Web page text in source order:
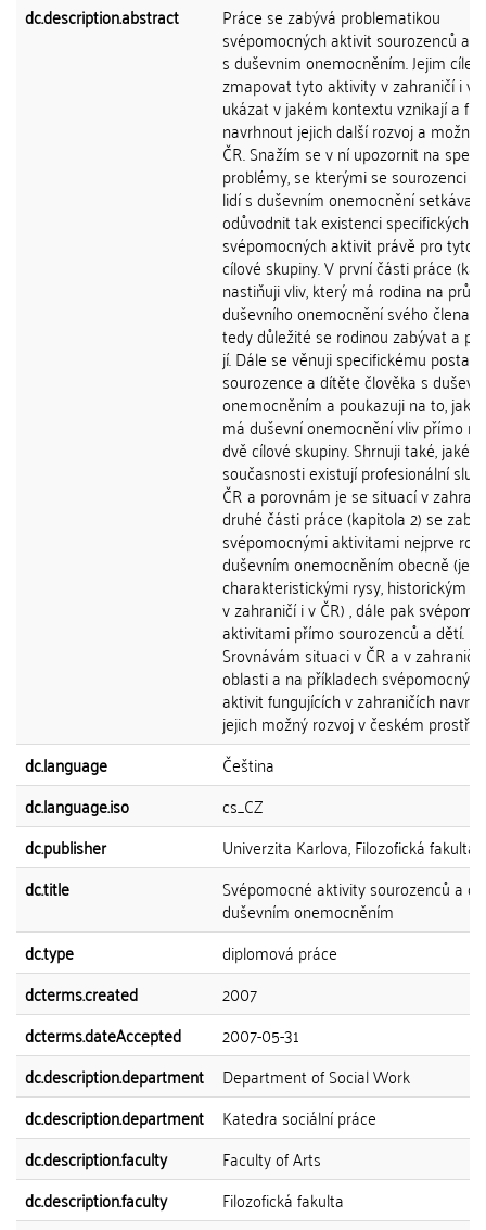
dc.description.abstract
Práce se zabývá problematikou
svépomocných aktivit sourozenců a
s duševnim onemocněním. Jejim
zmapovat tyto aktivity v zahraničí i v
ukázat v jakém kontextu vznikají a
navrhnout jejich další rozvoj a
ČR. Snažím se v ní upozornit na
problémy, se kterými se sourozenci
lidí s duševním onemocnění setkávají
odůvodnit tak existenci specifických
svépomocných aktivit právě pro tyto
cílové skupiny. V první části práce
nastiňuji vliv, který má rodina na
duševního onemocnění svého člena
tedy důležité se rodinou zabývat a
jí. Dále se věnuji specifickému
sourozence a dítěte člověka s
onemocněním a poukazuji na to, jaký
má duševní onemocnění vliv přímo
dvě cílové skupiny. Shrnuji také, jaké
současnosti existují profesionální
ČR a porovnám je se situací v
druhé části práce (kapitola 2) se
svépomocnými aktivitami nejprve
duševním onemocněním obecně
charakteristickými rysy, historickým
v zahraničí i v ČR) , dále pak
aktivitami přímo sourozenců a dětí.
Srovnávám situaci v ČR a v zahraničí
oblasti a na příkladech svépomocných
aktivit fungujících v zahraničích
jejich možný rozvoj v českém
dc.language
Čeština
dc.language.iso
cs_CZ
dc.publisher
Univerzita Karlova, Filozofická fakulta
dc.title
Svépomocné aktivity sourozenců a
duševním onemocněním
dc.type
diplomová práce
dcterms.created
2007
dcterms.dateAccepted
2007-05-31
dc.description.department
Department of Social Work
dc.description.department
Katedra sociální práce
dc.description.faculty
Faculty of Arts
dc.description.faculty
Filozofická fakulta